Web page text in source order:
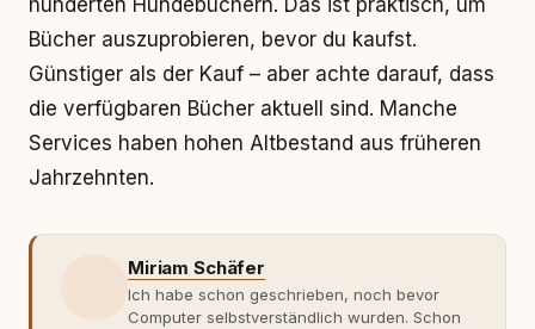
hunderten Hundebüchern. Das ist praktisch, um
Bücher auszuprobieren, bevor du kaufst.
Günstiger als der Kauf – aber achte darauf, dass
die verfügbaren Bücher aktuell sind. Manche
Services haben hohen Altbestand aus früheren
Jahrzehnten.
Miriam Schäfer
Ich habe schon geschrieben, noch bevor
Computer selbstverständlich wurden. Schon